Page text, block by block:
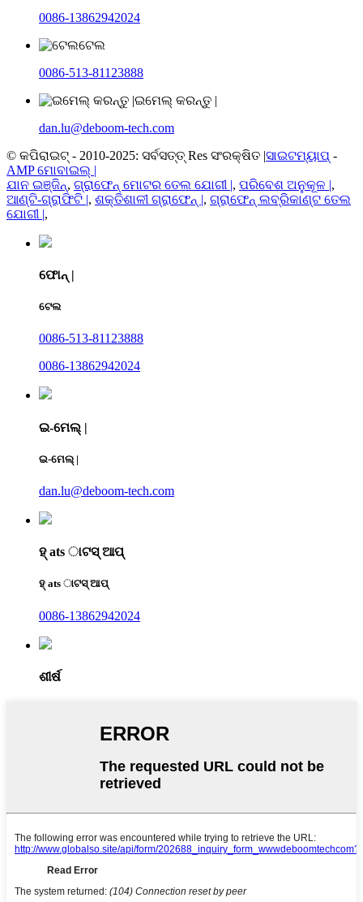
0086-13862942024
ଟେଲ
0086-513-81123888
ଇମେଲ୍ କରନ୍ତୁ |
dan.lu@deboom-tech.com
© କପିରାଇଟ୍ - 2010-2025: ସର୍ବସତ୍ତ୍ Res ସଂରକ୍ଷିତ |ସାଇଟମ୍ୟାପ୍ -
AMP ମୋବାଇଲ୍ |
ଯାନ ଇଞ୍ଜିନ୍, ଗ୍ରାଫେନ୍ ମୋଟର ତେଲ ଯୋଗୀ |, ପରିବେଶ ଅନୁକୂଳ |,
ଆଣ୍ଟି-ଗ୍ରାଫିଟି |, ଶକ୍ତିଶାଳୀ ଗ୍ରାଫେନ୍ |, ଗ୍ରାଫେନ୍ ଲବ୍ରିକାଣ୍ଟ ତେଲ
ଯୋଗୀ |,
ଫୋନ୍ |
ଟେଲ
0086-513-81123888
0086-13862942024
ଇ-ମେଲ୍ |
ଇ-ମେଲ୍ |
dan.lu@deboom-tech.com
ହ୍ ats ାଟସ୍ ଆପ୍
ହ୍ ats ାଟସ୍ ଆପ୍
0086-13862942024
ଶୀର୍ଷ